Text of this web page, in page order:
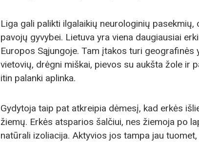
Liga gali palikti ilgalaikių neurologinių
pavojų gyvybei. Lietuva yra viena daugiausiai
Europos Sąjungoje. Tam įtakos turi
vietovių, drėgni miškai, pievos su aukšta žole ir
itin palanki aplinka.
Gydytoja taip pat atkreipia dėmesį, kad erkės
žiemų. Erkės atsparios šalčiui, nes žiemoja po
natūrali izoliacija. Aktyvios jos tampa jau